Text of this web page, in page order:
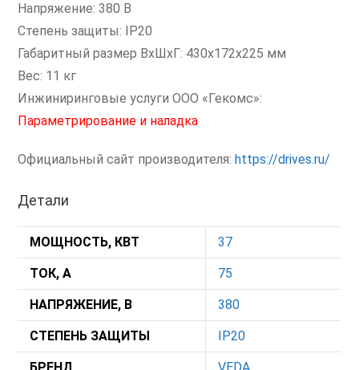
Напряжение: 380 В
Степень защиты: IP20
Габаритный размер ВхШхГ: 430х172х225 мм
Вес: 11 кг
Инжиниринговые услуги ООО «Гекомс»:
Параметрирование и наладка
Официальный сайт производителя:https://drives.ru/
Детали
МОЩНОСТЬ, КВТ 37
ТОК, А 75
НАПРЯЖЕНИЕ, В 380
СТЕПЕНЬ ЗАЩИТЫ IP20